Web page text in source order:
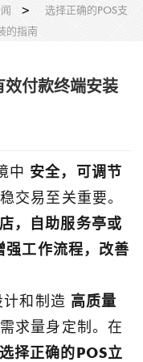
>
选择正确的POS支
的指南
效付款终端安装
中 安全，可调节
交易至关重要。
，自助服务亭或
强工作流程，改善
计和制造 高质量
求量身定制。在
择正确的POS立